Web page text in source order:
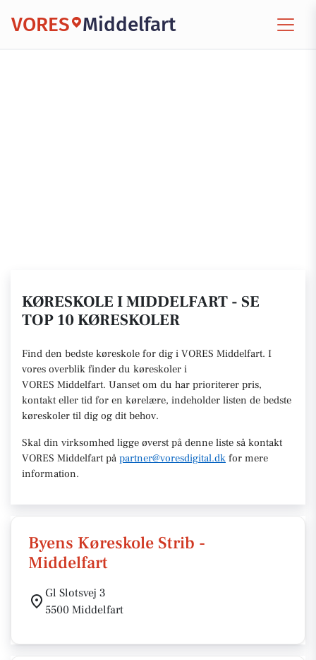
VORES Middelfart
KØRESKOLE I MIDDELFART - SE
TOP 10 KØRESKOLER
Find den bedste køreskole for dig i VORES Middelfart. I
vores overblik finder du køreskoler i
VORES Middelfart. Uanset om du har prioriterer pris,
kontakt eller tid for en kørelære, indeholder listen de bedste
køreskoler til dig og dit behov.
Skal din virksomhed ligge øverst på denne liste så kontakt
VORES Middelfart på partner@voresdigital.dk for mere
information.
Byens Køreskole Strib -
Middelfart
Gl Slotsvej 3
5500 Middelfart